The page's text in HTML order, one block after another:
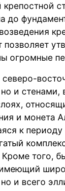
крепостной
до
позволяет
огромные
северо-
и стенами,
и монета
к
того,
и всего